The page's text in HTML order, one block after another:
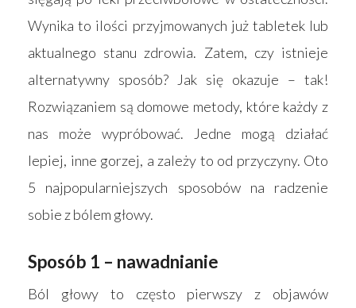
Wynika to ilości przyjmowanych już tabletek lub
aktualnego stanu zdrowia. Zatem, czy istnieje
alternatywny sposób? Jak się okazuje – tak!
Rozwiązaniem są domowe metody, które każdy z
nas może wypróbować. Jedne mogą działać
lepiej, inne gorzej, a zależy to od przyczyny. Oto
5 najpopularniejszych sposobów na radzenie
sobie z bólem głowy.
Sposób 1 – nawadnianie
Ból głowy to często pierwszy z objawów